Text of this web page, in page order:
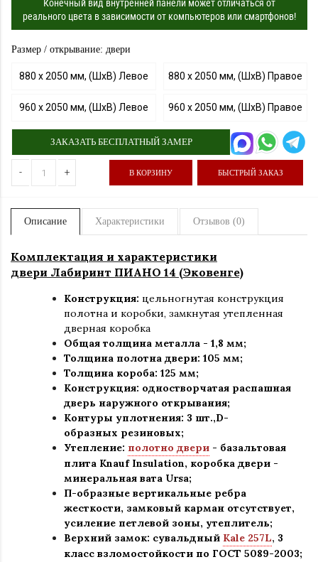
реального цвета в зависимости от компьютеров или смартфонов!
Размер / открывание: двери
880 х 2050 мм, (ШхВ) Левое 880 х 2050 мм, (ШхВ) Правое
960 х 2050 мм, (ШхВ) Левое 960 х 2050 мм, (ШхВ) Правое
ЗАКАЗАТЬ БЕСПЛАТНЫЙ ЗАМЕР
- + В КОРЗИНУ БЫСТРЫЙ ЗАКАЗ
Описание Характеристики Отзывов (0)
Комплектация и характеристики
двери Лабиринт ПИАНО 14 (Эковенге)
Конструкция: цельногнутая конструкция
полотна и коробки, замкнутая утепленная
дверная коробка
Общая толщина металла - 1,8 мм;
Толщина полотна двери: 105 мм;
Толщина короба: 125 мм;
Конструкция: одностворчатая распашная
дверь наружного открывания;
Контуры уплотнения: 3 шт.,D-
образных резиновых;
Утепление: полотно двери - базальтовая
плита Knauf Insulation, коробка двери -
минеральная вата Ursa;
П-образные вертикальные ребра
жесткости, замковый карман отсутствует,
усиление петлевой зоны, утеплитель;
Верхний замок: сувальдный Kale 257L, 3
класс взломостойкости по ГОСТ 5089-2003;